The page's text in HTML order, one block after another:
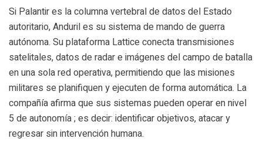
Si Palantir es la columna vertebral de datos del Estado
autoritario, Anduril es su sistema de mando de guerra
autónoma. Su plataforma Lattice conecta transmisiones
satelitales, datos de radar e imágenes del campo de batalla
en una sola red operativa, permitiendo que las misiones
militares se planifiquen y ejecuten de forma automática. La
compañía afirma que sus sistemas pueden operar en nivel
5 de autonomía ; es decir: identificar objetivos, atacar y
regresar sin intervención humana.